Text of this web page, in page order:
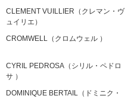
CLEMENT VUILLIER（クレマン・ヴ
ュイリエ）
CROMWELL（クロムウェル ）
CYRIL PEDROSA（シリル・ペドロ
サ ）
DOMINIQUE BERTAIL（ドミニク・